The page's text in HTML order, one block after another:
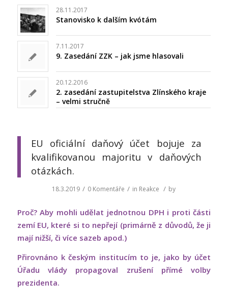
28.11.2017
Stanovisko k dalším kvótám
7.11.2017
9. Zasedání ZZK – jak jsme hlasovali
20.12.2016
2. zasedání zastupitelstva Zlínského kraje
– velmi stručně
EU oficiální daňový účet bojuje za
kvalifikovanou majoritu v daňových
otázkách.
18.3.2019 / 0 Komentáře / in Reakce / by
Proč? Aby mohli udělat jednotnou DPH i proti části
zemí EU, které si to nepřejí (primárně z důvodů, že ji
mají nižší, či více sazeb apod.)
Přirovnáno k českým institucím to je, jako by účet
Úřadu vlády propagoval zrušení přímé volby
prezidenta.